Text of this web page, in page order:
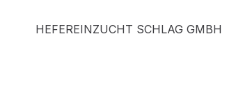
HEFEREINZUCHT SCHLAG GMBH